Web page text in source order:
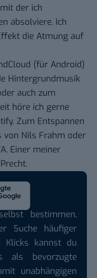
der ich
absolviere. Ich
die Atmung auf
(für Android)
Hintergrundmusik
auch zum
höre ich gerne
Zum Entspannen
von Nils Frahm oder
Einer meiner
bestimmen,
Suche häufiger
Klicks kannst du
als bevorzugte
unabhängigen